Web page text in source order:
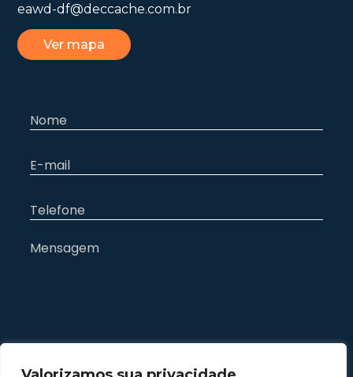
eawd-df@deccache.com.br
Ver mapa